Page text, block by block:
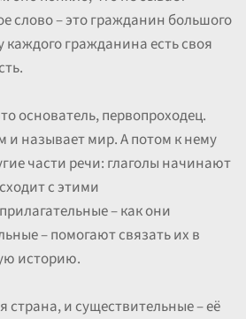
слово – это гражданин большого
каждого гражданина есть своя
основатель, первопроходец.
и называет мир. А потом к нему
части речи: глаголы начинают
с этими
– как они
– помогают связать их в
историю.
страна, и существительные – её